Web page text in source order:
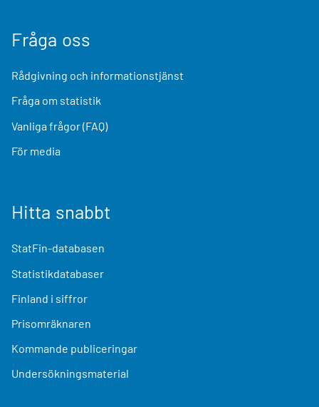
Fråga oss
Rådgivning och informationstjänst
Fråga om statistik
Vanliga frågor (FAQ)
För media
Hitta snabbt
StatFin-databasen
Statistikdatabaser
Finland i siffror
Prisomräknaren
Kommande publiceringar
Undersökningsmaterial